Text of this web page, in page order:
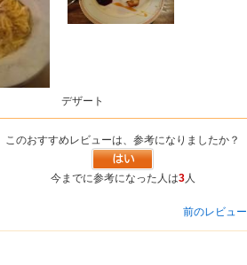
デザート
このおすすめレビューは、参考になりましたか？
今までに参考になった人は3人
前のレビュー